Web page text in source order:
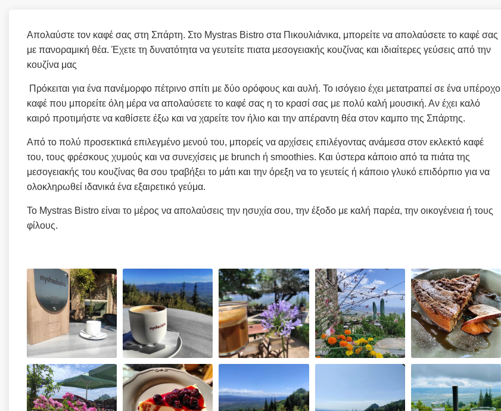
Απολαύστε τον καφέ σας στη Σπάρτη. Στο Mystras Bistro στα Πικουλιάνικα, μπορείτε να απολαύσετε το καφέ σας
με πανοραμική θέα. Έχετε τη δυνατότητα να γευτείτε πιατα μεσογειακής κουζίνας και ιδιαίτερες γεύσεις από την
κουζίνα μας
Πρόκειται για ένα πανέμορφο πέτρινο σπίτι με δύο ορόφους και αυλή. Το ισόγειο έχει μετατραπεί σε ένα υπέροχο
καφέ που μπορείτε όλη μέρα να απολαύσετε το καφέ σας η το κρασί σας με πολύ καλή μουσική. Αν έχει καλό
καιρό προτιμήστε να καθίσετε έξω και να χαρείτε τον ήλιο και την απέραντη θέα στον καμπο της Σπάρτης.
Από το πολύ προσεκτικά επιλεγμένο μενού του, μπορείς να αρχίσεις επιλέγοντας ανάμεσα στον εκλεκτό καφέ
του, τους φρέσκους χυμούς και να συνεχίσεις με brunch ή smoothies. Και ύστερα κάποιο από τα πιάτα της
μεσογειακής του κουζίνας θα σου τραβήξει το μάτι και την όρεξη να το γευτείς ή κάποιο γλυκό επιδόρπιο για να
ολοκληρωθεί ιδανικά ένα εξαιρετικό γεύμα.
Το Mystras Bistro είναι το μέρος να απολαύσεις την ησυχία σου, την έξοδο με καλή παρέα, την οικογένεια ή τους
φίλους.